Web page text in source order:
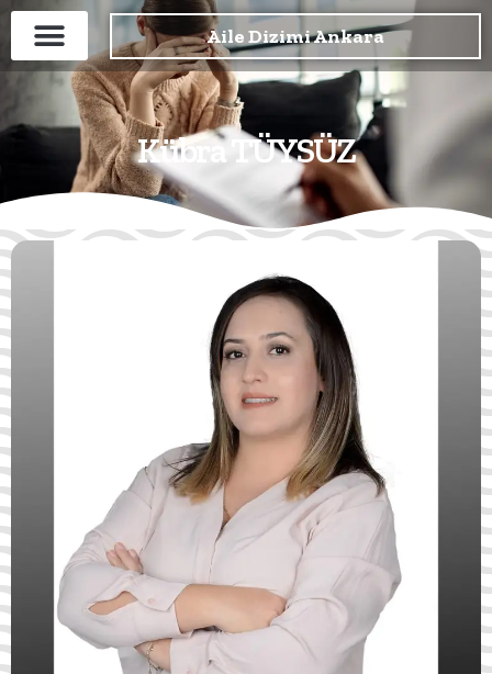
Aile Dizimi Ankara
Kübra TÜYSÜZ